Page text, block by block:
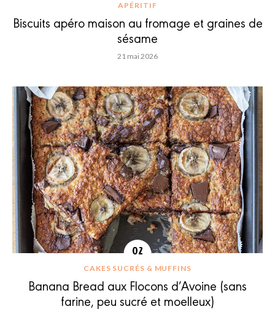
APÉRITIF
Biscuits apéro maison au fromage et graines de
sésame
21 mai 2026
CAKES SUCRÉS & MUFFINS
Banana Bread aux Flocons d’Avoine (sans
farine, peu sucré et moelleux)